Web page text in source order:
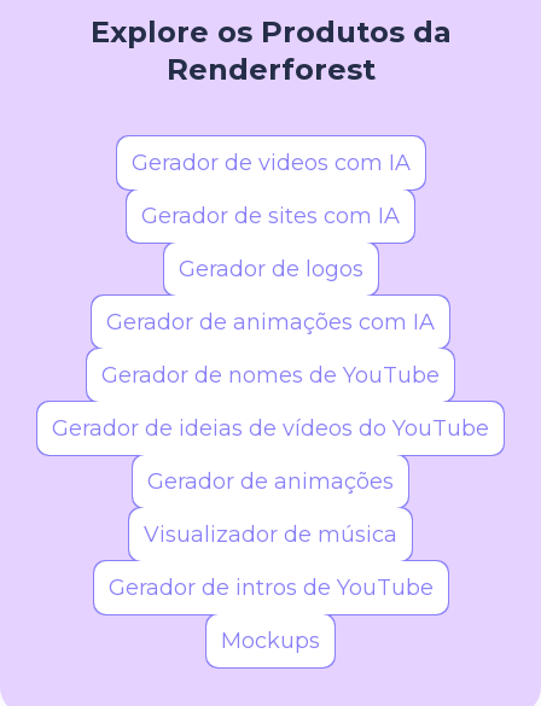
Geométrico — com novidades constantes.
Explore os Produtos da
Renderforest
Gerador de videos com IA
Gerador de sites com IA
Gerador de logos
Gerador de animações com IA
Gerador de nomes de YouTube
Gerador de ideias de vídeos do YouTube
Gerador de animações
Visualizador de música
Gerador de intros de YouTube
Mockups